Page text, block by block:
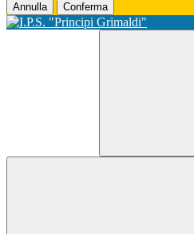
Annulla Conferma